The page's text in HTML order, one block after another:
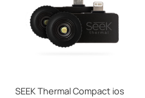
SEEK Thermal Compact ios